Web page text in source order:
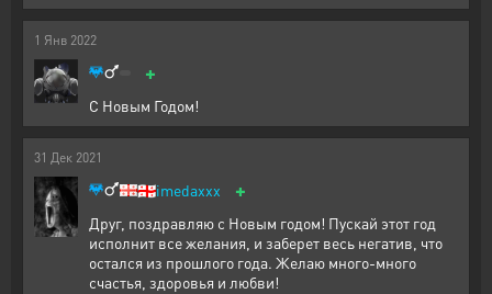
1 Янв 2022
+
С Новым Годом!
31 Дек 2021
🇬🇪imedaxxx +
Друг, поздравляю с Новым годом! Пускай этот год
исполнит все желания, и заберет весь негатив, что
остался из прошлого года. Желаю много-много
счастья, здоровья и любви!